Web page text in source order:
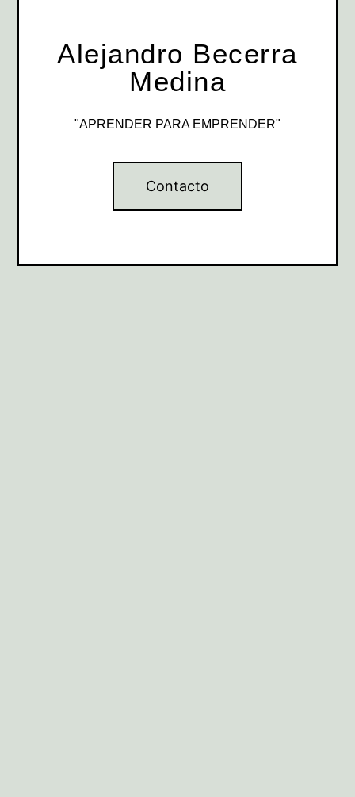
Alejandro Becerra
Medina
"APRENDER PARA EMPRENDER"
Contacto